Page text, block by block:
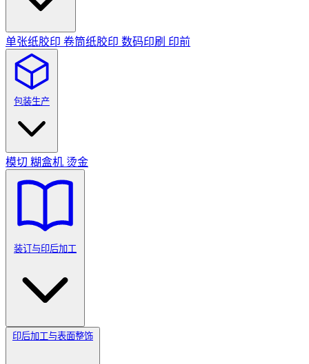
单张纸胶印 卷筒纸胶印 数码印刷 印前
包装生产
模切 糊盒机 烫金
装订与印后加工
印后加工与表面整饰